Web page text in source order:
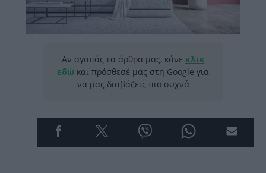
Αν αγαπάς τα άρθρα μας, κάνε κλικ
εδώ και πρόσθεσέ μας στη Google για
να μας διαβάζεις πιο συχνά